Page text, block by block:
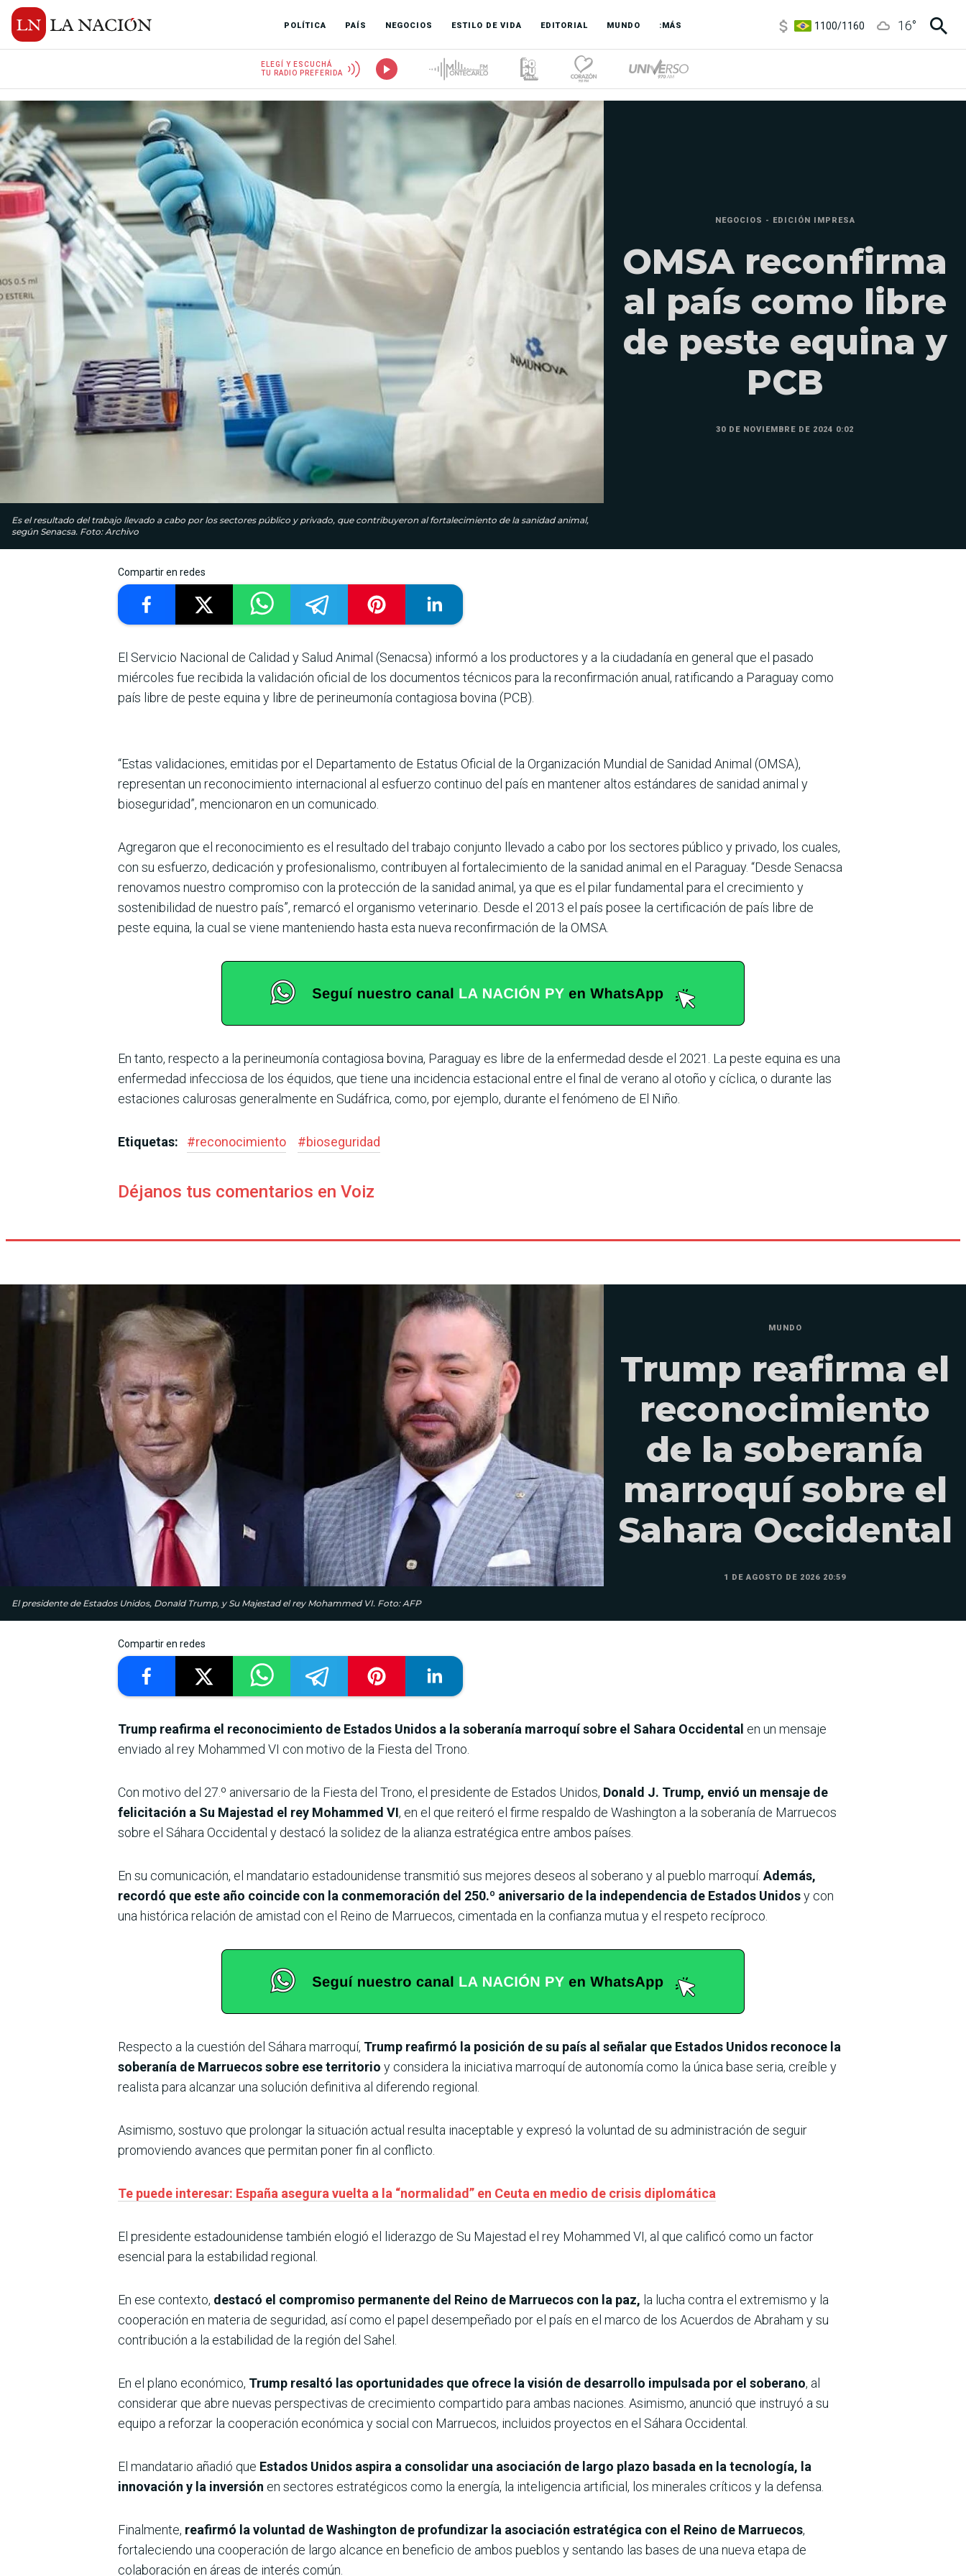
POLÍTICA PAÍS NEGOCIOS ESTILO DE VIDA EDITORIAL MUNDO :MÁS
3,8/4
16°
ELEGÍ Y ESCUCHÁ
TU RADIO PREFERIDA
Es el resultado del trabajo llevado a cabo por los sectores público y privado, que contribuyeron al fortalecimiento de la sanidad animal,
según Senacsa. Foto: Archivo
NEGOCIOS - EDICIÓN IMPRESA
OMSA reconfirma
al país como libre
de peste equina y
PCB
30 DE NOVIEMBRE DE 2024 0:02
Compartir en redes
El Servicio Nacional de Calidad y Salud Animal (Senacsa) informó a los productores y a la ciudadanía en general que el pasado
miércoles fue recibida la validación oficial de los documentos técnicos para la reconfirmación anual, ratificando a Paraguay como
país libre de peste equina y libre de perineumonía contagiosa bovina (PCB).
“Estas validaciones, emitidas por el Departamento de Estatus Oficial de la Organización Mundial de Sanidad Animal (OMSA),
representan un reconocimiento internacional al esfuerzo continuo del país en mantener altos estándares de sanidad animal y
bioseguridad”, mencionaron en un comunicado.
Agregaron que el reconocimiento es el resultado del trabajo conjunto llevado a cabo por los sectores público y privado, los cuales,
con su esfuerzo, dedicación y profesionalismo, contribuyen al fortalecimiento de la sanidad animal en el Paraguay. “Desde Senacsa
renovamos nuestro compromiso con la protección de la sanidad animal, ya que es el pilar fundamental para el crecimiento y
sostenibilidad de nuestro país”, remarcó el organismo veterinario. Desde el 2013 el país posee la certificación de país libre de
peste equina, la cual se viene manteniendo hasta esta nueva reconfirmación de la OMSA.
En tanto, respecto a la perineumonía contagiosa bovina, Paraguay es libre de la enfermedad desde el 2021. La peste equina es una
enfermedad infecciosa de los équidos, que tiene una incidencia estacional entre el final de verano al otoño y cíclica, o durante las
estaciones calurosas generalmente en Sudáfrica, como, por ejemplo, durante el fenómeno de El Niño.
Etiquetas: #reconocimiento #bioseguridad
Déjanos tus comentarios en Voiz
El presidente de Estados Unidos, Donald Trump, y Su Majestad el rey Mohammed VI. Foto: AFP
MUNDO
Trump reafirma el
reconocimiento
de la soberanía
marroquí sobre el
Sahara Occidental
1 DE AGOSTO DE 2026 20:59
Compartir en redes
Trump reafirma el reconocimiento de Estados Unidos a la soberanía marroquí sobre el Sahara Occidental en un mensaje
enviado al rey Mohammed VI con motivo de la Fiesta del Trono.
Con motivo del 27.º aniversario de la Fiesta del Trono, el presidente de Estados Unidos, Donald J. Trump, envió un mensaje de
felicitación a Su Majestad el rey Mohammed VI, en el que reiteró el firme respaldo de Washington a la soberanía de Marruecos
sobre el Sáhara Occidental y destacó la solidez de la alianza estratégica entre ambos países.
En su comunicación, el mandatario estadounidense transmitió sus mejores deseos al soberano y al pueblo marroquí. Además,
recordó que este año coincide con la conmemoración del 250.º aniversario de la independencia de Estados Unidosy con
una histórica relación de amistad con el Reino de Marruecos, cimentada en la confianza mutua y el respeto recíproco.
Respecto a la cuestión del Sáhara marroquí, Trump reafirmó la posición de su país al señalar que Estados Unidos reconoce la
soberanía de Marruecos sobre ese territorio y considera la iniciativa marroquí de autonomía como la única base seria, creíble y
realista para alcanzar una solución definitiva al diferendo regional.
Asimismo, sostuvo que prolongar la situación actual resulta inaceptable y expresó la voluntad de su administración de seguir
promoviendo avances que permitan poner fin al conflicto.
Te puede interesar: España asegura vuelta a la “normalidad” en Ceuta en medio de crisis diplomática
El presidente estadounidense también elogió el liderazgo de Su Majestad el rey Mohammed VI, al que calificó como un factor
esencial para la estabilidad regional.
En ese contexto, destacó el compromiso permanente del Reino de Marruecos con la paz, la lucha contra el extremismo y la
cooperación en materia de seguridad, así como el papel desempeñado por el país en el marco de los Acuerdos de Abraham y su
contribución a la estabilidad de la región del Sahel.
En el plano económico, Trump resaltó las oportunidades que ofrece la visión de desarrollo impulsada por el soberano, al
considerar que abre nuevas perspectivas de crecimiento compartido para ambas naciones. Asimismo, anunció que instruyó a su
equipo a reforzar la cooperación económica y social con Marruecos, incluidos proyectos en el Sáhara Occidental.
El mandatario añadió que Estados Unidos aspira a consolidar una asociación de largo plazo basada en la tecnología, la
innovación y la inversión en sectores estratégicos como la energía, la inteligencia artificial, los minerales críticos y la defensa.
Finalmente, reafirmó la voluntad de Washington de profundizar la asociación estratégica con el Reino de Marruecos,
fortaleciendo una cooperación de largo alcance en beneficio de ambos pueblos y sentando las bases de una nueva etapa de
colaboración en áreas de interés común.